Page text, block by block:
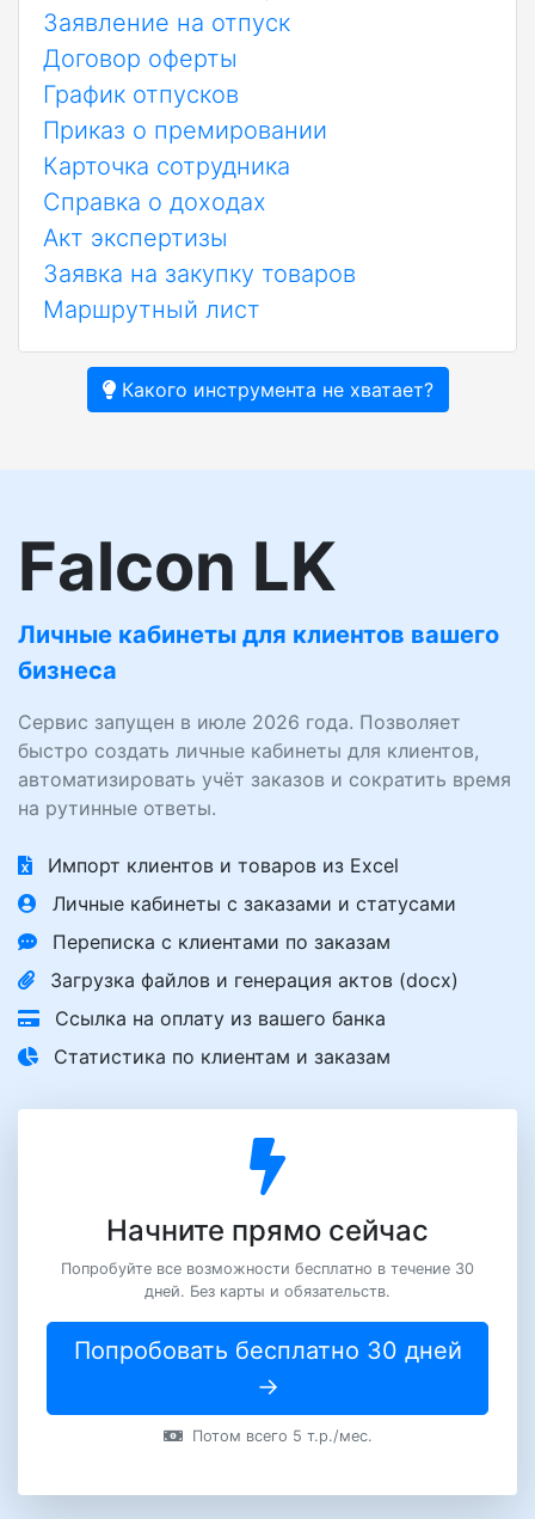
Заявление на отпуск
Договор оферты
График отпусков
Приказ о премировании
Карточка сотрудника
Справка о доходах
Акт экспертизы
Заявка на закупку товаров
Маршрутный лист
Какого инструмента не хватает?
Falcon LK
Личные кабинеты для клиентов вашего
бизнеса
Сервис запущен в июле 2026 года. Позволяет
быстро создать личные кабинеты для клиентов,
автоматизировать учёт заказов и сократить время
на рутинные ответы.
Импорт клиентов и товаров из Excel
Личные кабинеты с заказами и статусами
Переписка с клиентами по заказам
Загрузка файлов и генерация актов (docx)
Ссылка на оплату из вашего банка
Статистика по клиентам и заказам
Начните прямо сейчас
Попробуйте все возможности бесплатно в течение 30
дней. Без карты и обязательств.
Попробовать бесплатно 30 дней
→
Потом всего 5 т.р./мес.